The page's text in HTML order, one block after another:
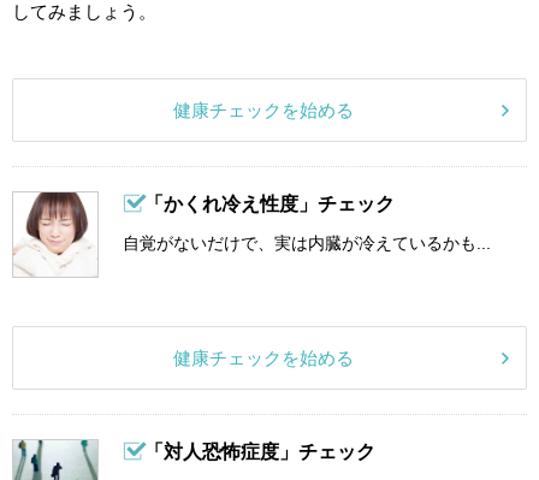
してみましょう。
健康チェックを始める
「かくれ冷え性度」チェック
自覚がないだけで、実は内臓が冷えているかも...
健康チェックを始める
「対人恐怖症度」チェック